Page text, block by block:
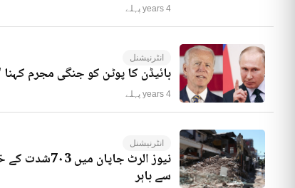
4 years پہلے
انٹرنیشنل
بائیڈن کا پوٹن کو جنگی مجرم
4 years پہلے
انٹرنیشنل
نیوز الرٹ
سے باہر